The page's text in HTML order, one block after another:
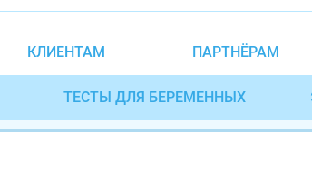
КЛИЕНТАМ ПАРТНЁРАМ
ТЕСТЫ ДЛЯ БЕРЕМЕННЫХ